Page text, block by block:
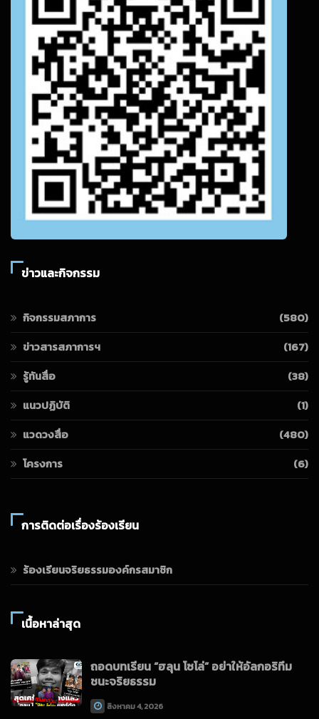
ข่าวและกิจกรรม
กิจกรรมสภาการ
(580)
ข่าวสารสภาการฯ
(167)
รู้ทันสื่อ
(38)
แนวปฏิบัติ
(1)
แวดวงสื่อ
(480)
โครงการ
(6)
การติดต่อเรื่องร้องเรียน
ร้องเรียนจริยธรรมองค์กรสมาชิก
เนื้อหาล่าสุด
ถอดบทเรียน “ฮลุน โซโล่” อย่าให้อัลกอริทึม
ชนะจริยธรรม
สิงหาคม 4, 2026